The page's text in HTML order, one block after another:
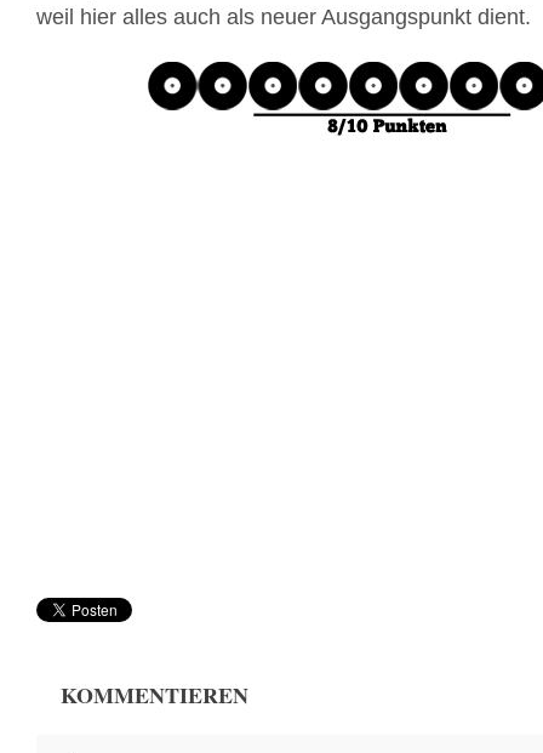
weil hier alles auch als neuer Ausgangspunkt dient.
KOMMENTIEREN